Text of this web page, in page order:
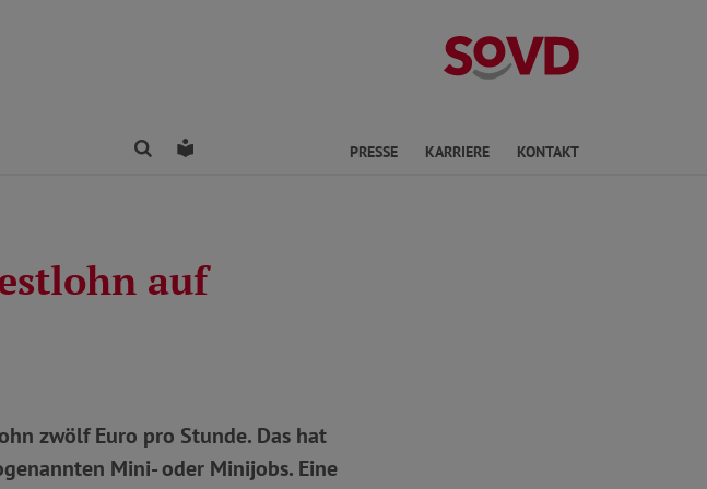
FindenLeichte Sprache PRESSE KARRIERE KONTAKT
auf
zwölf Euro pro Stunde. Das hat
Mini- oder Minijobs. Eine